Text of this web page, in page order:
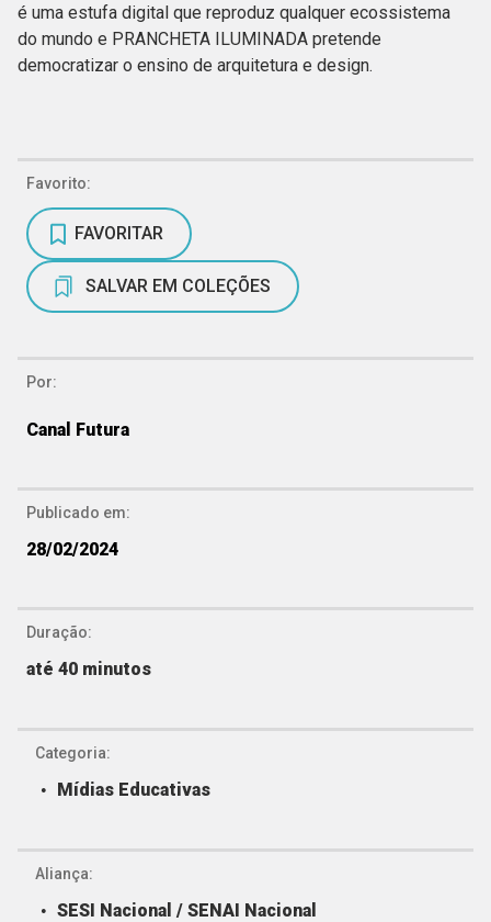
é uma estufa digital que reproduz qualquer ecossistema
do mundo e PRANCHETA ILUMINADA pretende
democratizar o ensino de arquitetura e design.
Favorito:
FAVORITAR
SALVAR EM COLEÇÕES
Por:
Canal Futura
Publicado em:
28/02/2024
Duração:
até 40 minutos
Categoria:
Mídias Educativas
Aliança:
SESI Nacional / SENAI Nacional